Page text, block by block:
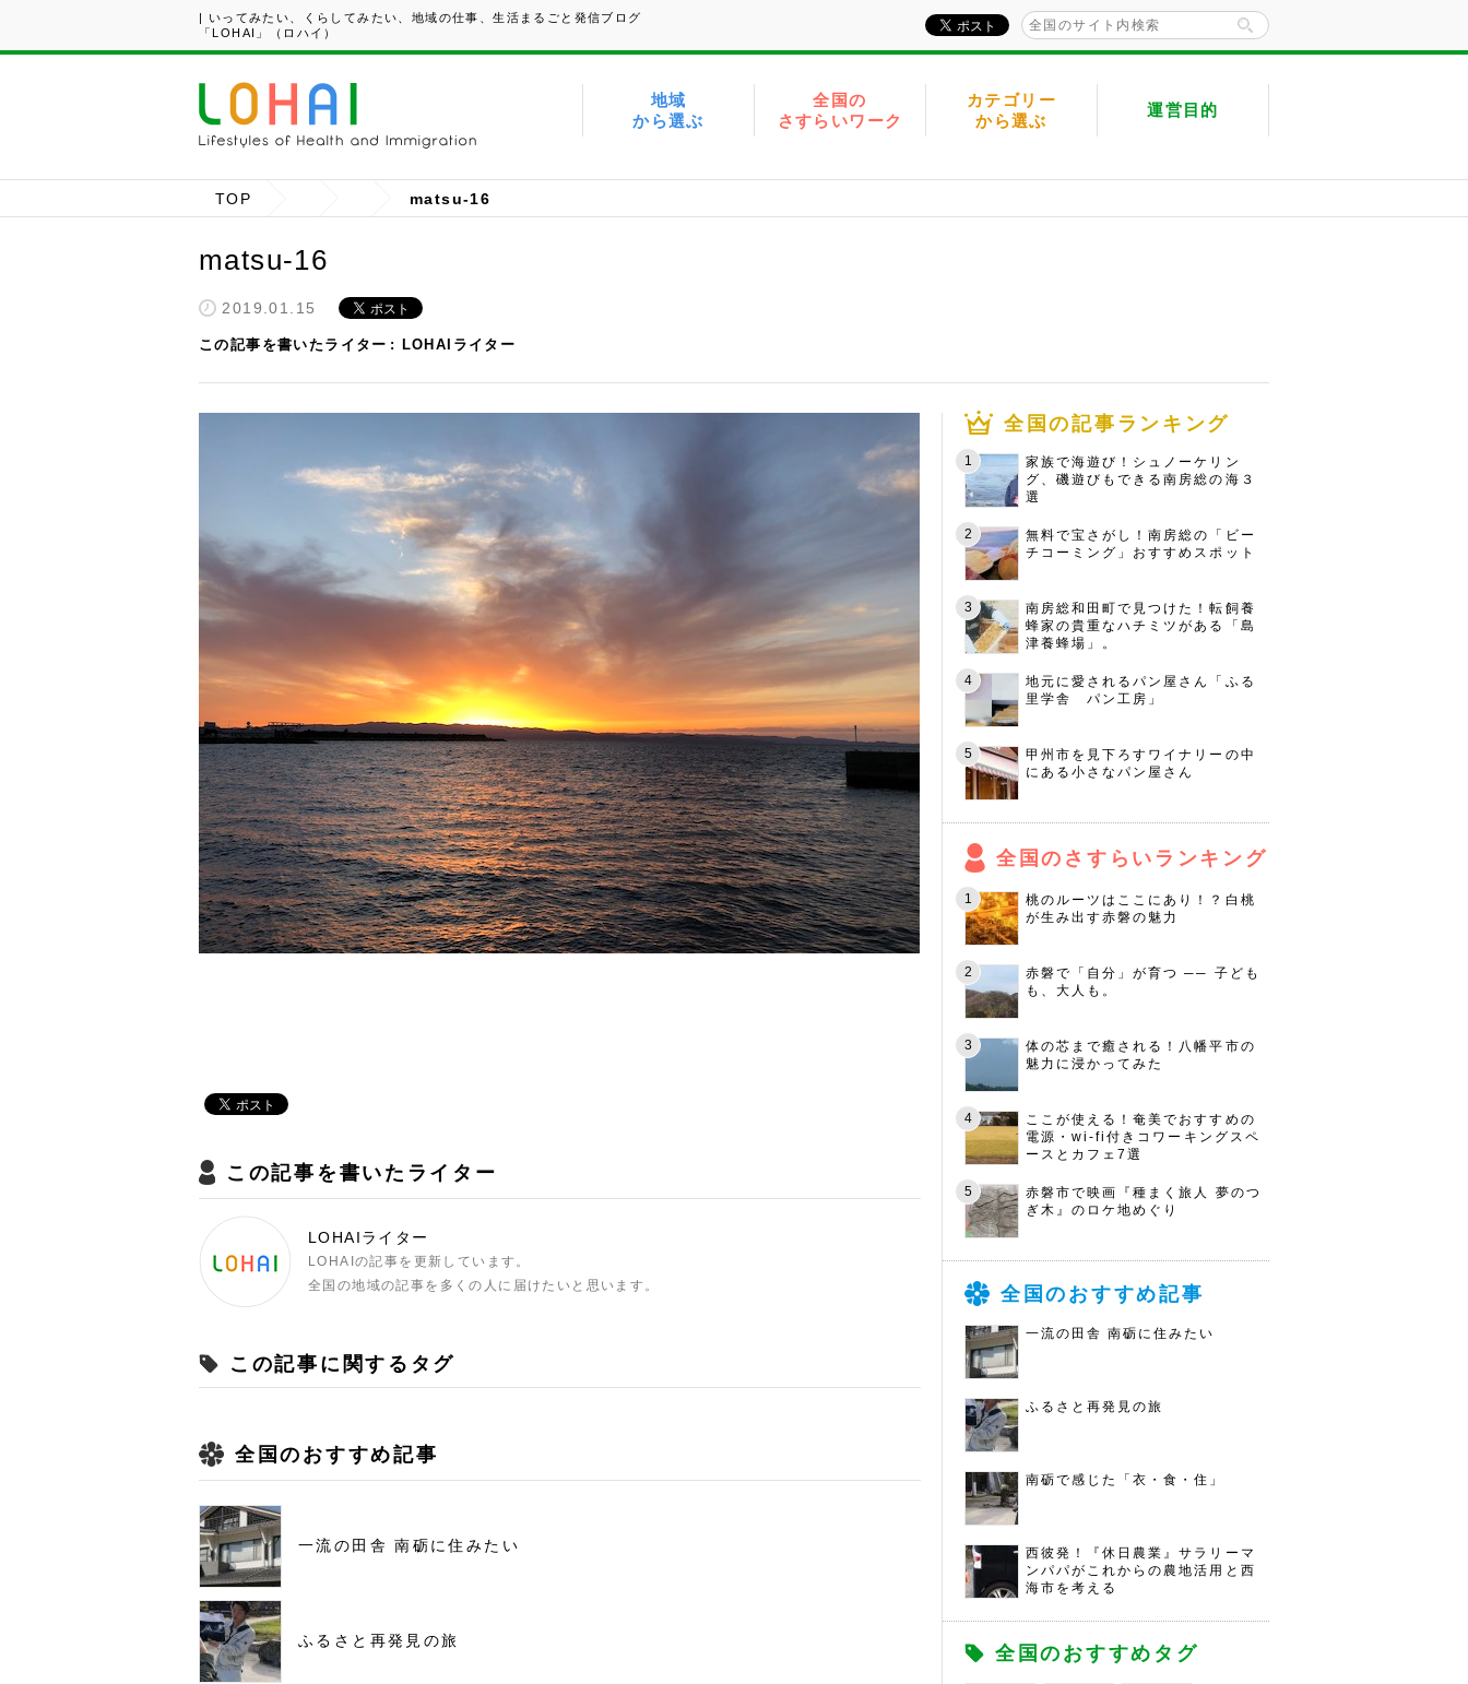
| いってみたい、くらしてみたい、地域の仕事、生活まるごと発信ブログ
「LOHAI」（ロハイ）
地域
から選ぶ
全国の
さすらいワーク
カテゴリー
から選ぶ
運営目的
TOP matsu-16
matsu-16
2019.01.15
この記事を書いたライター LOHAIライター
この記事を書いたライター
LOHAIライター
LOHAIの記事を更新しています。
全国の地域の記事を多くの人に届けたいと思います。
この記事に関するタグ
全国のおすすめ記事
一流の田舎 南砺に住みたい
ふるさと再発見の旅
全国の記事ランキング
家族で海遊び！シュノーケリン
グ、磯遊びもできる南房総の海３
選
無料で宝さがし！南房総の「ビー
チコーミング」おすすめスポット
南房総和田町で見つけた！転飼養
蜂家の貴重なハチミツがある「島
津養蜂場」。
地元に愛されるパン屋さん「ふる
里学舎 パン工房」
甲州市を見下ろすワイナリーの中
にある小さなパン屋さん
全国のさすらいランキング
桃のルーツはここにあり！？白桃
が生み出す赤磐の魅力
赤磐で「自分」が育つ ── 子ども
も、大人も。
体の芯まで癒される！八幡平市の
魅力に浸かってみた
ここが使える！奄美でおすすめの
電源・wi-fi付きコワーキングスペ
ースとカフェ7選
赤磐市で映画『種まく旅人 夢のつ
ぎ木』のロケ地めぐり
全国のおすすめ記事
一流の田舎 南砺に住みたい
ふるさと再発見の旅
南砺で感じた「衣・食・住」
西彼発！『休日農業』サラリーマ
ンパパがこれからの農地活用と西
海市を考える
全国のおすすめタグ